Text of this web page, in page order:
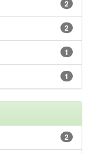
2
2
1
1
2